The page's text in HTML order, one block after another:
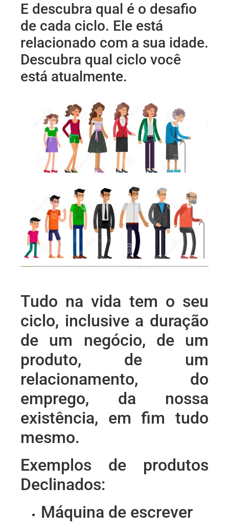
E descubra qual é o desafio
de cada ciclo. Ele está
relacionado com a sua idade.
Descubra qual ciclo você
está atualmente.
Tudo na vida tem o seu
ciclo, inclusive a duração
de um negócio, de um
produto, de um
relacionamento, do
emprego, da nossa
existência, em fim tudo
mesmo.
Exemplos de produtos
Declinados:
Máquina de escrever